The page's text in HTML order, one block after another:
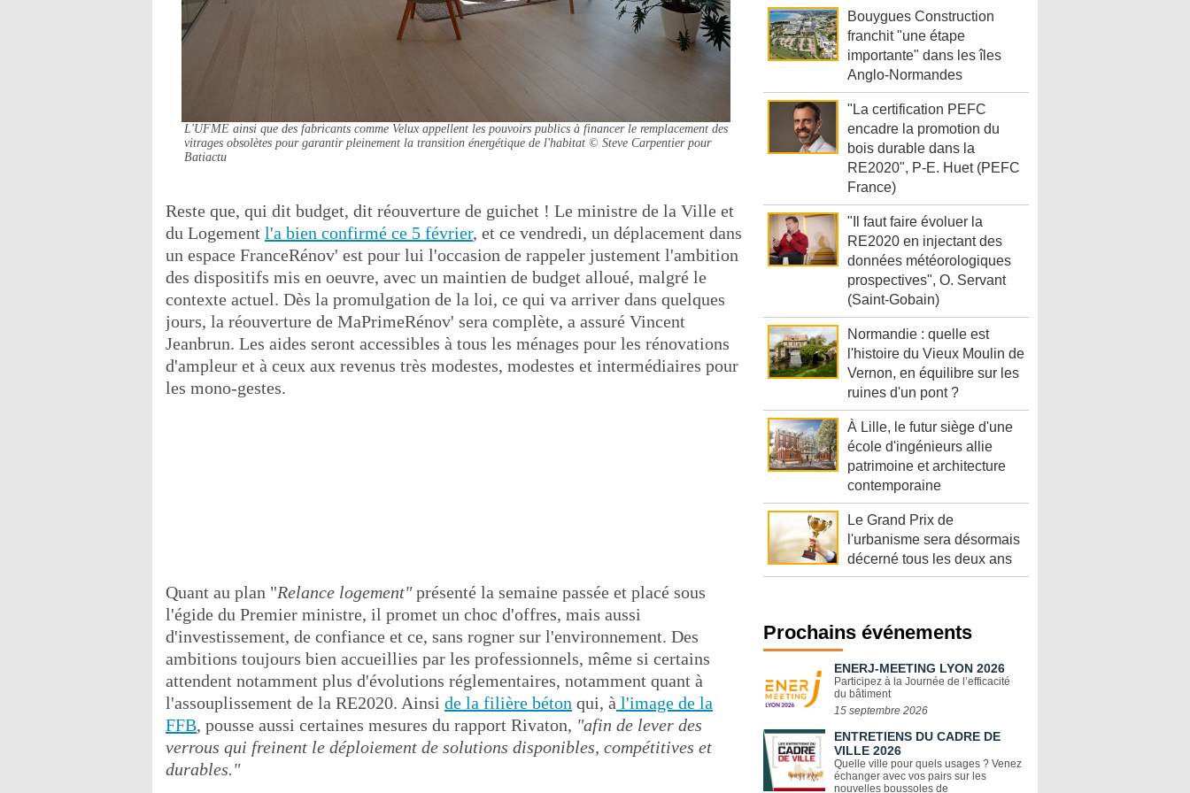
L'UFME ainsi que des fabricants comme Velux appellent les pouvoirs publics à financer le remplacement des
vitrages obsolètes pour garantir pleinement la transition énergétique de l'habitat © Steve Carpentier pour
Batiactu
Reste que, qui dit budget, dit réouverture de guichet ! Le ministre de la Ville et
du Logement l'a bien confirmé ce 5 février, et ce vendredi, un déplacement dans
un espace FranceRénov' est pour lui l'occasion de rappeler justement l'ambition
des dispositifs mis en oeuvre, avec un maintien de budget alloué, malgré le
contexte actuel. Dès la promulgation de la loi, ce qui va arriver dans quelques
jours, la réouverture de MaPrimeRénov' sera complète, a assuré Vincent
Jeanbrun. Les aides seront accessibles à tous les ménages pour les rénovations
d'ampleur et à ceux aux revenus très modestes, modestes et intermédiaires pour
les mono-gestes.
Quant au plan "Relance logement"présenté la semaine passée et placé sous
l'égide du Premier ministre, il promet un choc d'offres, mais aussi
d'investissement, de confiance et ce, sans rogner sur l'environnement. Des
ambitions toujours bien accueillies par les professionnels, même si certains
attendent notamment plus d'évolutions réglementaires, notamment quant à
l'assouplissement de la RE2020. Ainsi de la filière béton qui, à l'image de la
FFB, pousse aussi certaines mesures du rapport Rivaton, "afin de lever des
verrous qui freinent le déploiement de solutions disponibles, compétitives et
durables."
Bouygues Construction
franchit "une étape
importante" dans les îles
Anglo-Normandes
"La certification PEFC
encadre la promotion du
bois durable dans la
RE2020", P-E. Huet (PEFC
France)
"Il faut faire évoluer la
RE2020 en injectant des
données météorologiques
prospectives", O. Servant
(Saint-Gobain)
Normandie : quelle est
l'histoire du Vieux Moulin de
Vernon, en équilibre sur les
ruines d'un pont ?
À Lille, le futur siège d'une
école d'ingénieurs allie
patrimoine et architecture
contemporaine
Le Grand Prix de
l'urbanisme sera désormais
décerné tous les deux ans
Prochains événements
ENERJ-MEETING LYON 2026
Participez à la Journée de l’efficacité
du bâtiment
15 septembre 2026
ENTRETIENS DU CADRE DE
VILLE 2026
Quelle ville pour quels usages ? Venez
échanger avec vos pairs sur les
nouvelles boussoles de